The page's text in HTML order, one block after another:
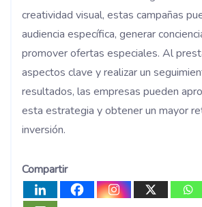
creatividad visual, estas campañas
audiencia específica, generar
promover ofertas especiales. Al
aspectos clave y realizar un
resultados, las empresas pueden
esta estrategia y obtener un mayor
inversión.
Compartir